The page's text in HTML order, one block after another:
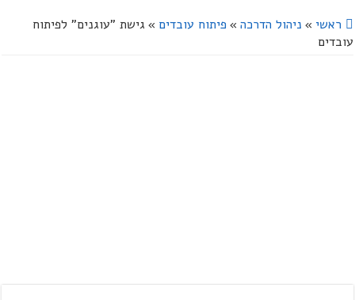
ראשי » ניהול הדרכה » פיתוח עובדים » גישת "עוגנים" לפיתוח
עובדים